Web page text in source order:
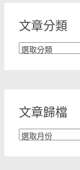
文章分類
文
文章歸檔
文